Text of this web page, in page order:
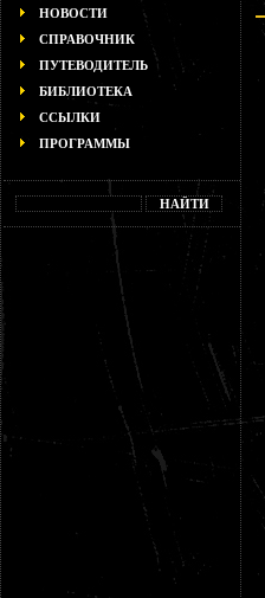
НОВОСТИ
СПРАВОЧНИК
ПУТЕВОДИТЕЛЬ
БИБЛИОТЕКА
ССЫЛКИ
ПРОГРАММЫ